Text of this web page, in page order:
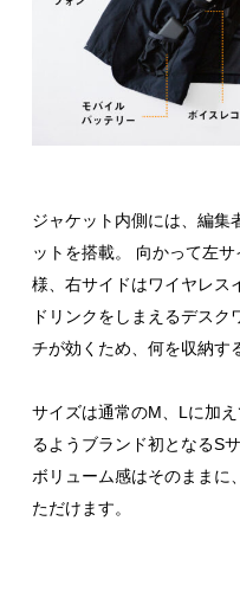
ジャケット内側には、編集
ットを搭載。 向かって左
様、右サイドはワイヤレス
ドリンクをしまえるデス
チが効くため、何を収納す
サイズは通常のM、Lに加
るようブランド初となるS
ボリューム感はそのままに
ただけます。